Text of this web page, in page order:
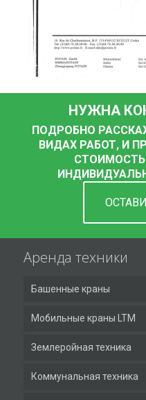
НУЖНА
ПОДРОБНО
ВИДАХ РАБОТ, И
Аренда техники
Башенные краны
Мобильные краны LTM
Землеройная техника
Коммунальная техника